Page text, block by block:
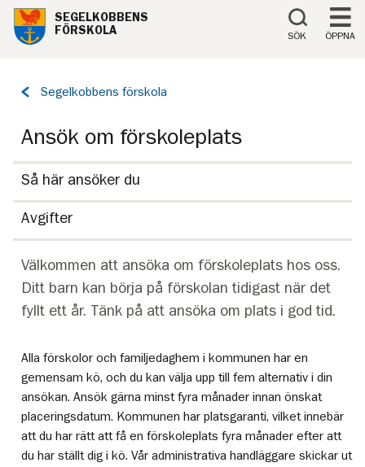
Till innehåll på sidan
SEGELKOBBENS
FÖRSKOLA
SÖK ÖPPNA
Tillbaka
Segelkobbens förskola
Ansök om förskoleplats
Så här ansöker du
Avgifter
Välkommen att ansöka om förskoleplats hos oss.
Ditt barn kan börja på förskolan tidigast när det
fyllt ett år. Tänk på att ansöka om plats i god tid.
Alla förskolor och familjedaghem i kommunen har en
gemensam kö, och du kan välja upp till fem alternativ i din
ansökan. Ansök gärna minst fyra månader innan önskat
placeringsdatum. Kommunen har platsgaranti, vilket innebär
att du har rätt att få en förskoleplats fyra månader efter att
du har ställt dig i kö. Vår administrativa handläggare skickar ut